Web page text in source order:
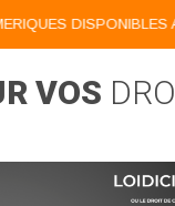
DISPONIBLES
VOS